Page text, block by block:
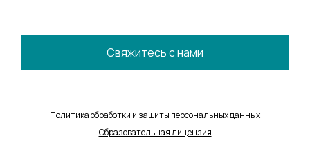
Свяжитесь с нами
Политика обработки и защиты персональных данных
Образовательная лицензия